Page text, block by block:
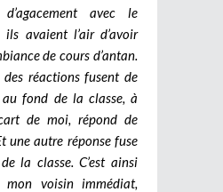
avec le
ils avaient l’air d’avoir
de cours d’antan.
réactions fusent de
fond de la classe, à
de moi, répond de
une autre réponse fuse
la classe. C’est ainsi
mon voisin immédiat,